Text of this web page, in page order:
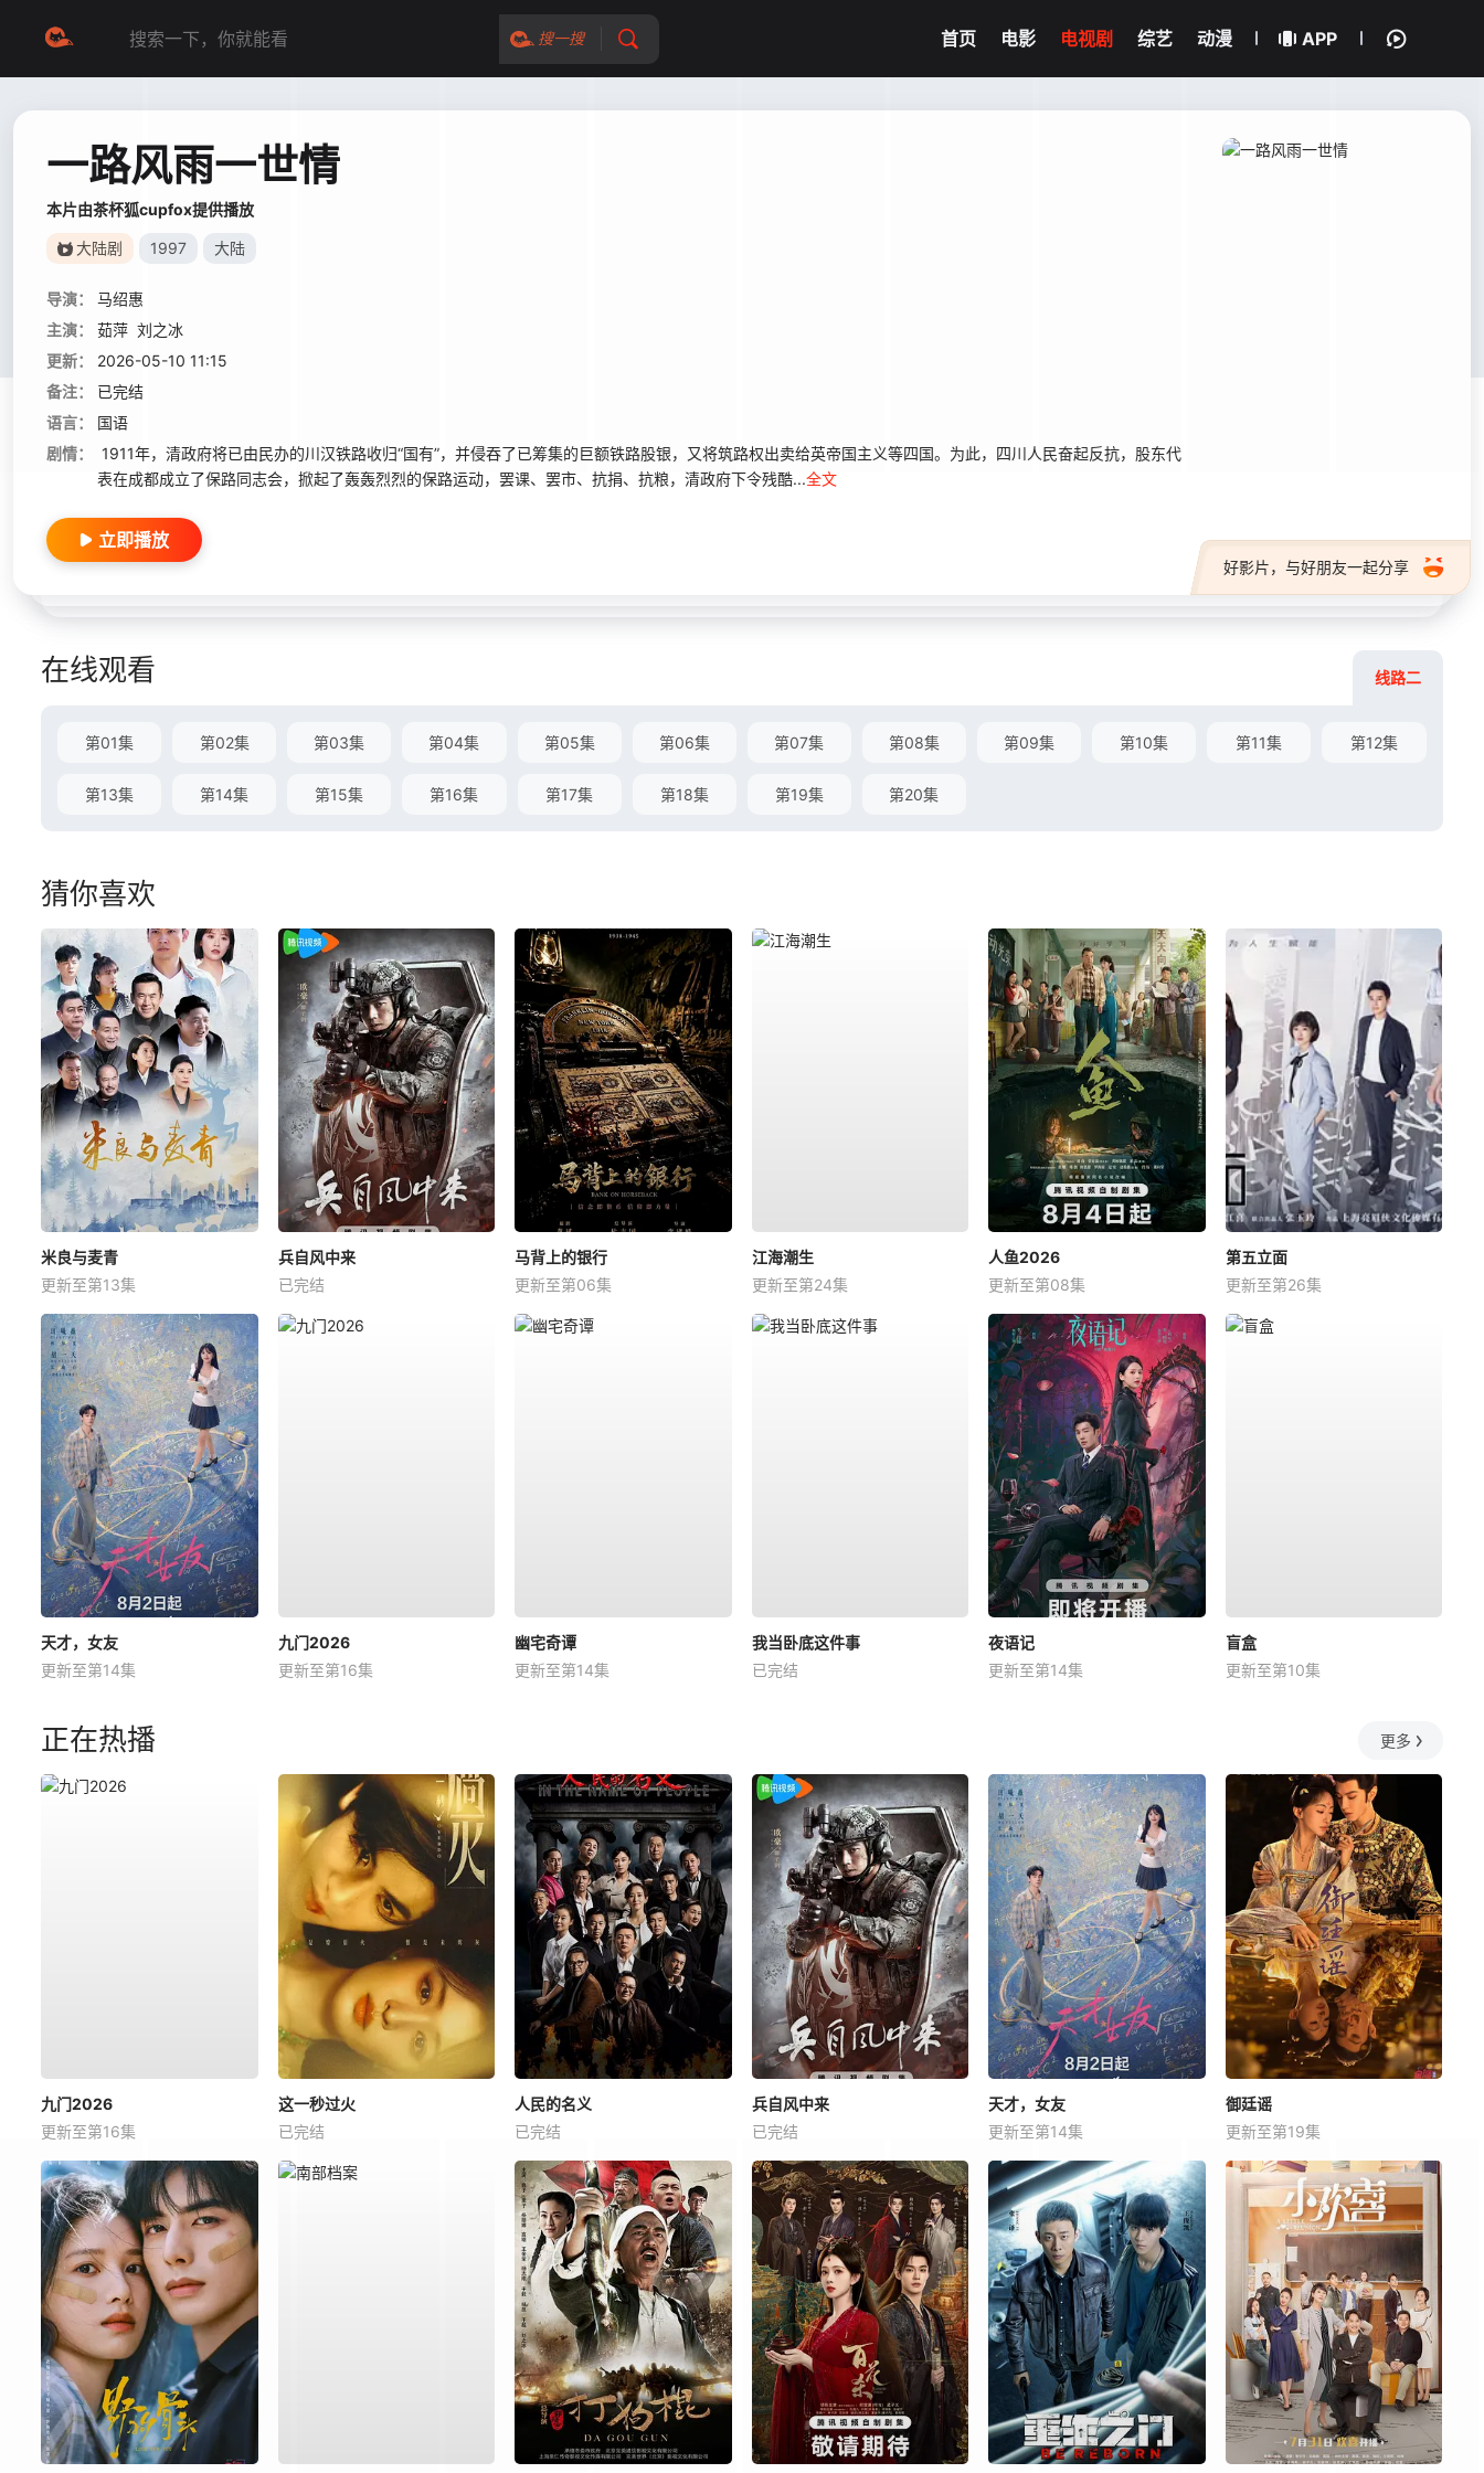
搜一搜 首页 电影 电视剧 综艺 动漫 APP
一路风雨一世情
本片由茶杯狐cupfox提供播放
大陆剧 1997 大陆
导演：
马绍惠
主演：
茹萍 刘之冰
更新：
2026-05-10 11:15
备注：
已完结
语言：
国语
剧情：
1911年，清政府将已由民办的川汉铁路收归“国有”，并侵吞了已筹集的巨额铁路股银，又将筑路权出卖给英帝国主义等四国。为此，四川人民奋起反抗，股东代
表在成都成立了保路同志会，掀起了轰轰烈烈的保路运动，罢课、罢市、抗捐、抗粮，清政府下令残酷...全文
好影片，与好朋友一起分享
立即播放
在线观看 线路二
第01集 第02集 第03集 第04集 第05集 第06集 第07集 第08集 第09集 第10集 第11集 第12集
第13集 第14集 第15集 第16集 第17集 第18集 第19集 第20集
猜你喜欢
米良与麦青
更新至第13集
兵自风中来
已完结
马背上的银行
更新至第06集
江海潮生
更新至第24集
人鱼2026
更新至第08集
第五立面
更新至第26集
天才，女友
更新至第14集
九门2026
更新至第16集
幽宅奇谭
更新至第14集
我当卧底这件事
已完结
夜语记
更新至第14集
盲盒
更新至第10集
正在热播 更多
九门2026
更新至第16集
这一秒过火
已完结
人民的名义
已完结
兵自风中来
已完结
天才，女友
更新至第14集
御廷谣
更新至第19集